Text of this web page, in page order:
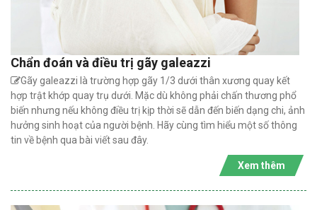
Chẩn đoán và điều trị gãy galeazzi
Gãy galeazzi là trường hợp gãy 1/3 dưới thân xương quay kết
hợp trật khớp quay trụ dưới. Mặc dù không phải chấn thương phổ
biến nhưng nếu không điều trị kịp thời sẽ dẫn đến biến dạng chi, ảnh
hưởng sinh hoạt của người bệnh. Hãy cùng tìm hiểu một số thông
tin về bệnh qua bài viết sau đây.
Xem thêm